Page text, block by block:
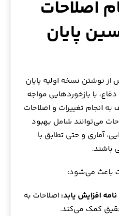
اصلاحات
پایان
از نوشتن نسخه اولیه پایان
با بازخوردهایی مواجه
انجام تغییرات و اصلاحات
می‌توانند شامل بهبود
آماری و حتی تطابق با
باشند.
باعث می‌شود:
افزایش یابد: اصلاحات به
کمک می‌کند.